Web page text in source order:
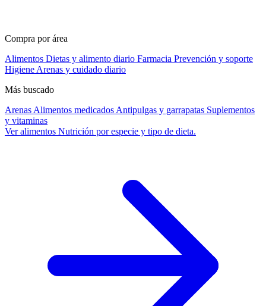
Compra por área
Alimentos Dietas y alimento diario Farmacia Prevención y soporte
Higiene Arenas y cuidado diario
Más buscado
Arenas Alimentos medicados Antipulgas y garrapatas Suplementos
y vitaminas
Ver alimentos Nutrición por especie y tipo de dieta.